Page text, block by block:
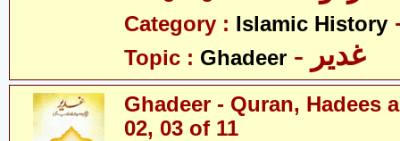
Category : Islamic History
Topic : Ghadeer - غدیر
Ghadeer - Quran, Hadees
02, 03 of 11